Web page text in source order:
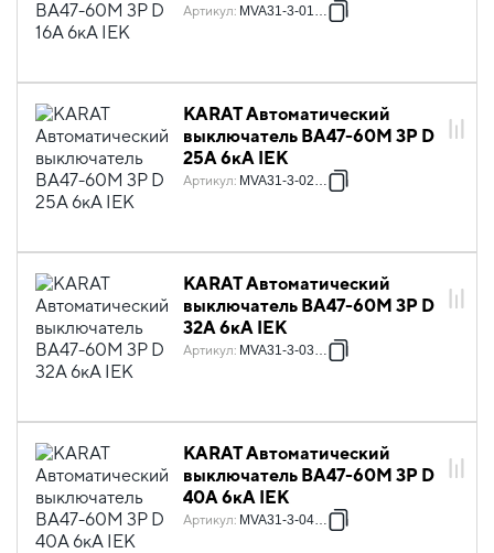
Артикул: MVA31-3-016-D
KARAT Автоматический
выключатель ВА47-60M 3P D
25А 6кА IEK
Артикул: MVA31-3-025-D
KARAT Автоматический
выключатель ВА47-60M 3P D
32А 6кА IEK
Артикул: MVA31-3-032-D
KARAT Автоматический
выключатель ВА47-60M 3P D
40А 6кА IEK
Артикул: MVA31-3-040-D